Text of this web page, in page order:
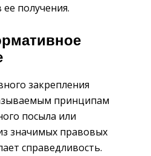
получения.
закрепления
принципам
посыла или
значимых правовых
справедливость.